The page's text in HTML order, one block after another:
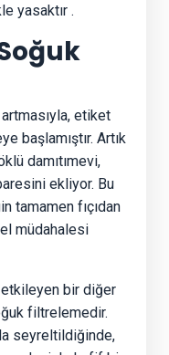
yasaktır .
etiket
başlamıştır. Artık
damıtımevi,
ekliyor. Bu
tamamen fıçıdan
müdahalesi
bir diğer
filtrelemedir.
seyreltildiğinde,